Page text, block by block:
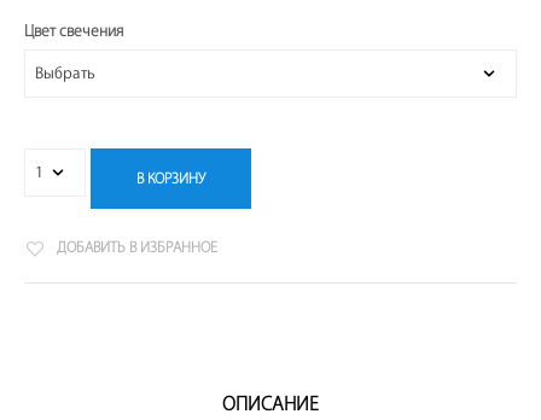
Цвет свечения
В КОРЗИНУ
ДОБАВИТЬ В ИЗБРАННОЕ
ОПИСАНИЕ